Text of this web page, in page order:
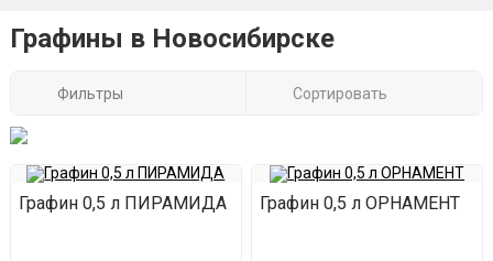
Графины в Новосибирске
Фильтры Сортировать
Графин 0,5 л ПИРАМИДА Графин 0,5 л ОРНАМЕНТ